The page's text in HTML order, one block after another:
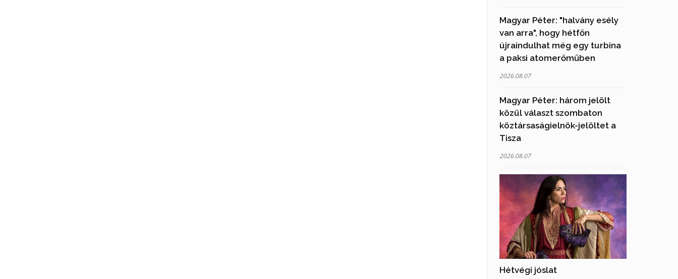
Magyar Péter: "halvány esély
van arra", hogy hétfőn
újraindulhat még egy turbina
a paksi atomerőműben
2026.08.07
Magyar Péter: három jelölt
közül választ szombaton
köztársaságielnök-jelöltet a
Tisza
2026.08.07
Hétvégi jóslat